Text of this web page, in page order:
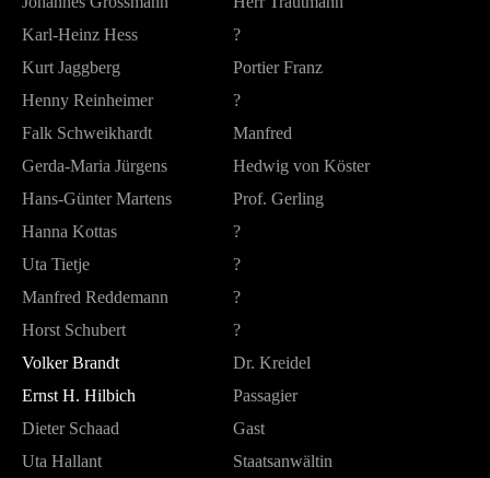
Karl-Heinz Hess
?
Kurt Jaggberg
Portier Franz
Henny Reinheimer
?
Falk Schweikhardt
Manfred
Gerda-Maria Jürgens
Hedwig von Köster
Hans-Günter Martens
Prof. Gerling
Hanna Kottas
?
Uta Tietje
?
Manfred Reddemann
?
Horst Schubert
?
Volker Brandt
Dr. Kreidel
Ernst H. Hilbich
Passagier
Dieter Schaad
Gast
Uta Hallant
Staatsanwältin